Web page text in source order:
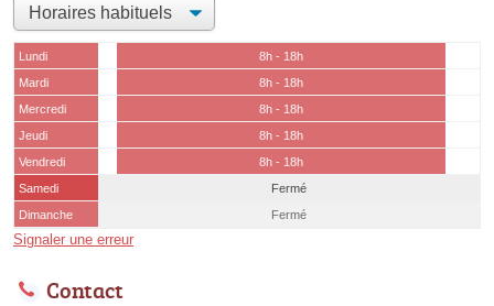
Lundi
8h - 18h
Mardi
8h - 18h
Mercredi
8h - 18h
Jeudi
8h - 18h
Vendredi
8h - 18h
Samedi
Fermé
Dimanche
Fermé
Signaler une erreur
Contact